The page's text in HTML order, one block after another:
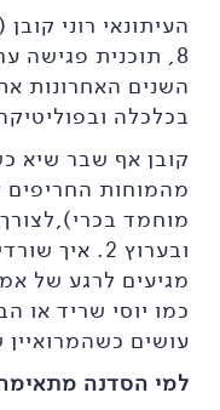
העיתונאי רוני
השנים האחרונות
בכלכלה
מהמוחות החריפים
מגיעים לרגע של
כמו יוסי שריד או
עושים
למי הסדנה